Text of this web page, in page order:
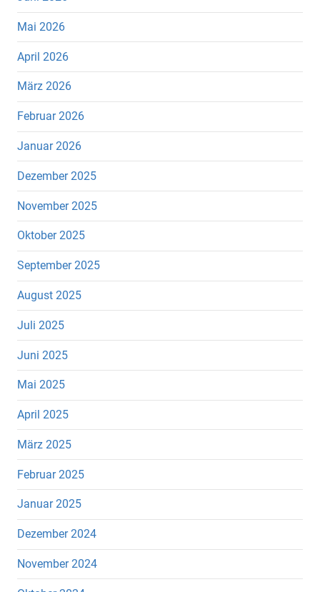
Mai 2026
April 2026
März 2026
Februar 2026
Januar 2026
Dezember 2025
November 2025
Oktober 2025
September 2025
August 2025
Juli 2025
Juni 2025
Mai 2025
April 2025
März 2025
Februar 2025
Januar 2025
Dezember 2024
November 2024